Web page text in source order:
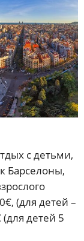
с детьми,
Барселоны,
(для детей –
детей 5